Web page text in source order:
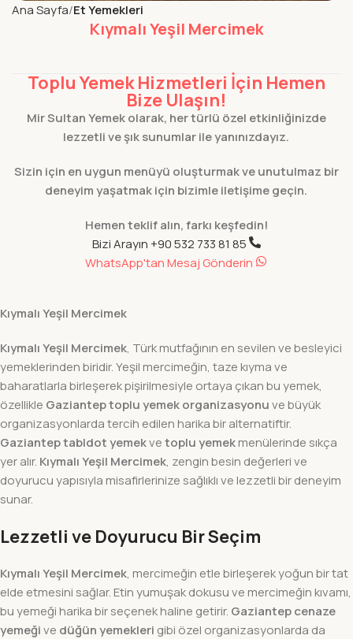
Ana Sayfa Et Yemekleri
Kıymalı Yeşil Mercimek
Toplu Yemek Hizmetleri İçin Hemen
Bize Ulaşın!
Mir Sultan Yemek olarak, her türlü özel etkinliğinizde
lezzetli ve şık sunumlar ile yanınızdayız.
Sizin için en uygun menüyü oluşturmak ve unutulmaz bir
deneyim yaşatmak için bizimle iletişime geçin.
Hemen teklif alın, farkı keşfedin!
Bizi Arayın +90 532 733 81 85
WhatsApp'tan Mesaj Gönderin
Kıymalı Yeşil Mercimek
Kıymalı Yeşil Mercimek, Türk mutfağının en sevilen ve besleyici
yemeklerinden biridir. Yeşil mercimeğin, taze kıyma ve
baharatlarla birleşerek pişirilmesiyle ortaya çıkan bu yemek,
özellikle Gaziantep toplu yemek organizasyonuve büyük
organizasyonlarda tercih edilen harika bir alternatiftir.
Gaziantep tabldot yemekvetoplu yemekmenülerinde sıkça
yer alır. Kıymalı Yeşil Mercimek, zengin besin değerleri ve
doyurucu yapısıyla misafirlerinize sağlıklı ve lezzetli bir deneyim
sunar.
Lezzetli ve Doyurucu Bir Seçim
Kıymalı Yeşil Mercimek, mercimeğin etle birleşerek yoğun bir tat
elde etmesini sağlar. Etin yumuşak dokusu ve mercimeğin kıvamı,
bu yemeği harika bir seçenek haline getirir. Gaziantep cenaze
yemeğive düğün yemekleri gibi özel organizasyonlarda da